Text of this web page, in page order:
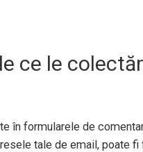
ce le
formularele de
tale de email,